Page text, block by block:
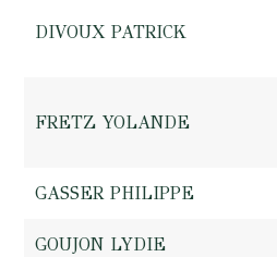
DIVOUX PATRICK
FRETZ YOLANDE
GASSER PHILIPPE
GOUJON LYDIE